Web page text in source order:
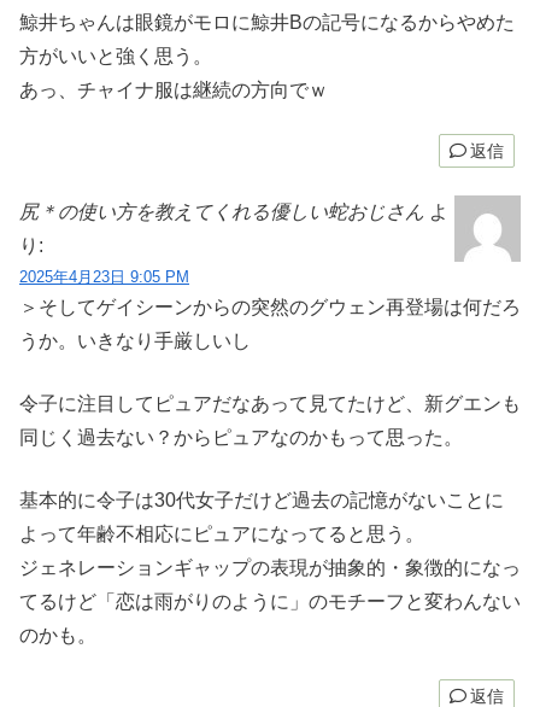
鯨井ちゃんは眼鏡がモロに鯨井Bの記号になるからやめた
方がいいと強く思う。
あっ、チャイナ服は継続の方向でｗ
返信
尻＊の使い方を教えてくれる優しい蛇おじさん よ
り:
2025年4月23日 9:05 PM
＞そしてゲイシーンからの突然のグウェン再登場は何だろ
うか。いきなり手厳しいし
令子に注目してピュアだなあって見てたけど、新グエンも
同じく過去ない？からピュアなのかもって思った。
基本的に令子は30代女子だけど過去の記憶がないことに
よって年齢不相応にピュアになってると思う。
ジェネレーションギャップの表現が抽象的・象徴的になっ
てるけど「恋は雨がりのように」のモチーフと変わんない
のかも。
返信